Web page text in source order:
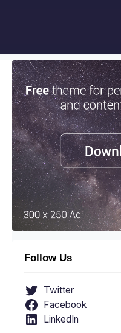
Follow Us
Twitter
Facebook
LinkedIn